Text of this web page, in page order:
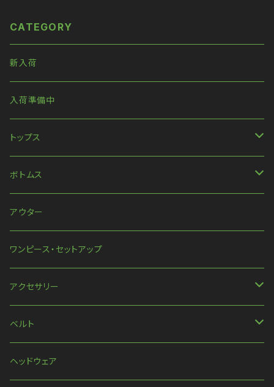
CATEGORY
新入荷
入荷準備中
トップス
長袖
ハンパ丈袖
半袖
ほか
ボトムス
パンツ
スカート
アウター
ワンピース・セットアップ
アクセサリー
ネックレス
ピアス・イヤリング
ベルト
ベルト
ヘッドウェア